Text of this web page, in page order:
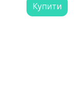
Купити